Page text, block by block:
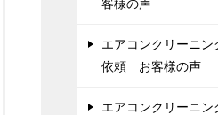
客様の声
エアコンクリーニ
依頼 お客様の声
エアコンクリーニ